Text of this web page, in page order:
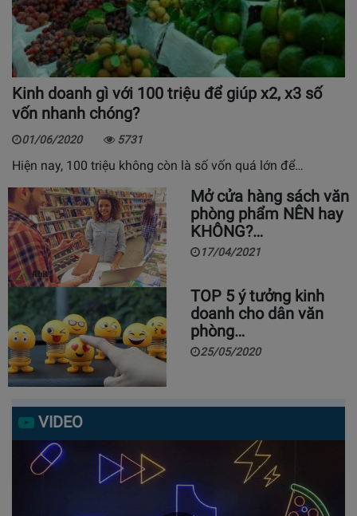
Kinh doanh gì với 100 triệu để giúp x2, x3 số
vốn nhanh chóng?
01/06/2020 5731
Hiện nay, 100 triệu không còn là số vốn quá lớn để…
Mở cửa hàng sách văn
phòng phẩm NÊN hay
KHÔNG?…
17/04/2021
TOP 5 ý tưởng kinh
doanh cho dân văn
phòng…
25/05/2020
VIDEO